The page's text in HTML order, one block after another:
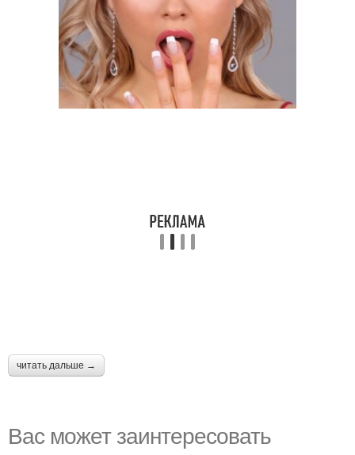
читать дальше →
Вас может заинтересовать